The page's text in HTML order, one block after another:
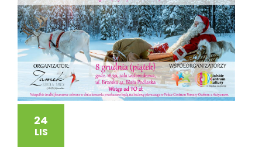
24
LIS